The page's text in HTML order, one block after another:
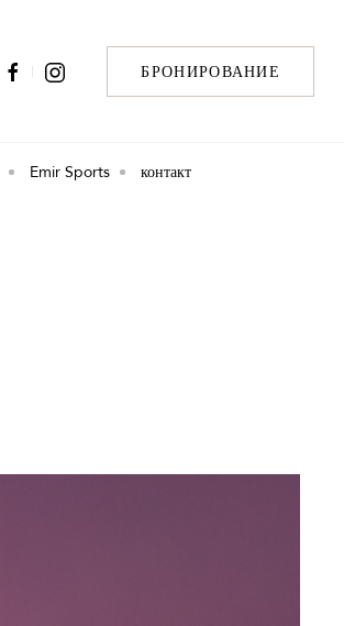
БРОНИРОВАНИЕ
Emir Sports контакт